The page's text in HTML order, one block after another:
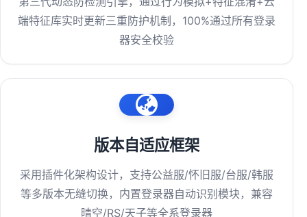
端特征库实时更新三重防护机制，100%通过所有登录
器安全校验
版本自适应框架
采用插件化架构设计，支持公益服/怀旧服/台服/韩服
等多版本无缝切换，内置登录器自动识别模块，兼容
晴空/RS/天子等全系登录器